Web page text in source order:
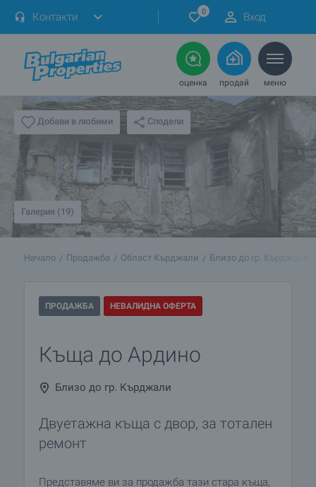
Контакти 0 Вход
оценка продай меню
Добави в любими Сподели
Галерия (19)
Начало Продажба Област Кърджали Близо до гр. Кърджали
ПРОДАЖБА НЕВАЛИДНА ОФЕРТА
Къща до Ардино
Близо до гр. Кърджали
Двуетажна къща с двор, за тотален
ремонт
Представяме ви за продажба тази стара къща,